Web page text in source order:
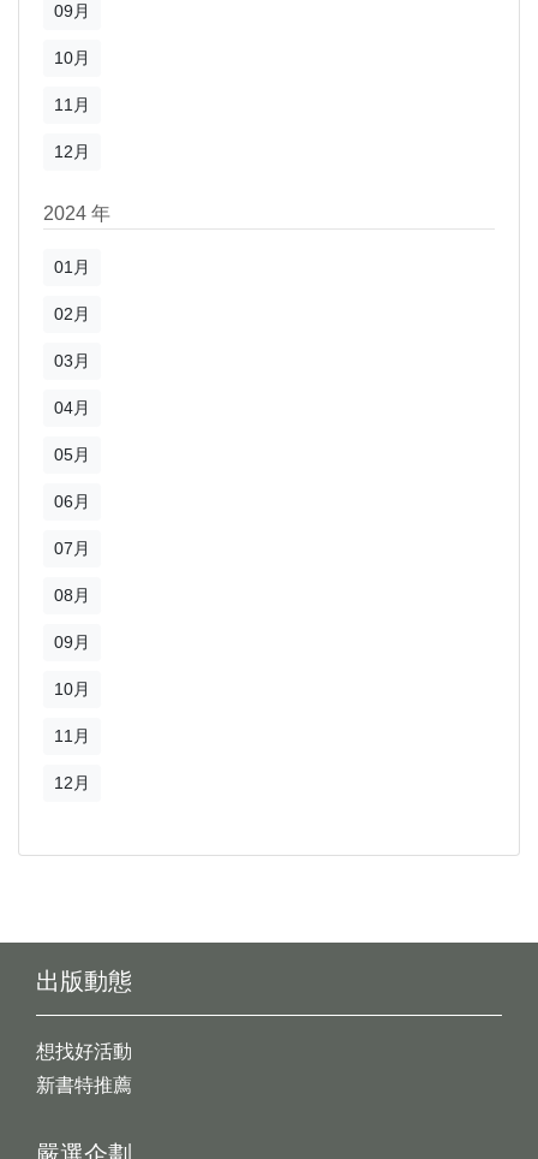
09月
10月
11月
12月
2024 年
01月
02月
03月
04月
05月
06月
07月
08月
09月
10月
11月
12月
出版動態
想找好活動
新書特推薦